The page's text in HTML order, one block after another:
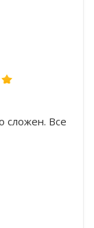
сложен. Все